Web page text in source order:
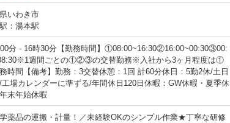
いわき市
：湯本駅
分 - 16時30分【勤務時間】①08:00~16:30②16:00~00:30③00:
週間ごとの①②③の交替勤務※入社から3ヶ月程度は①
時間【備考】勤務：3交替休憩：1回 計60分休日：5勤2休/土日
場カレンダーに準ずる/年間休日120日休暇：GW休暇・夏季休
末年始休暇
薬品の運搬・計量！／未経験OKのシンプル作業★丁寧な研修